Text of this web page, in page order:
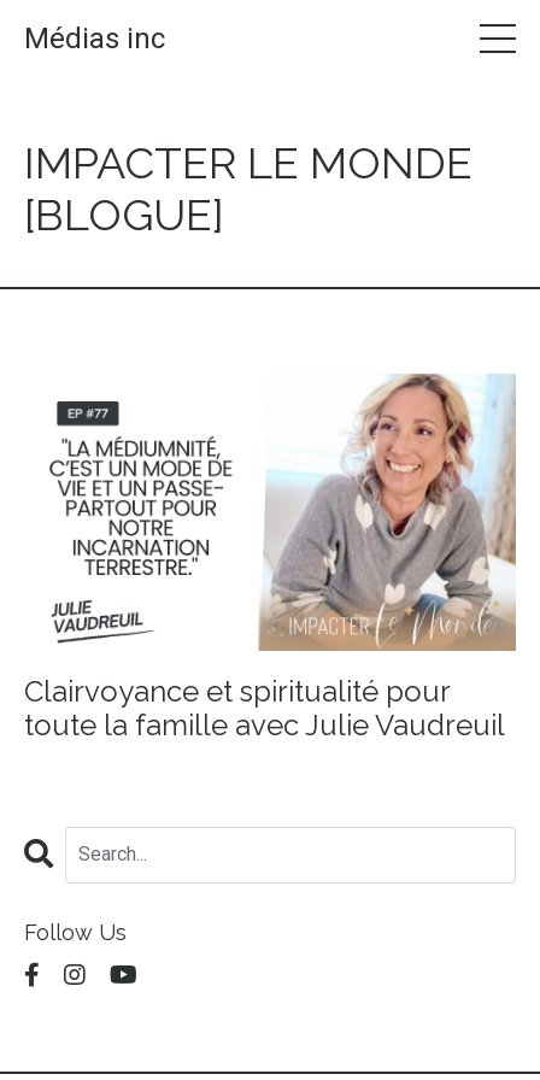
Médias inc
IMPACTER LE MONDE
[BLOGUE]
Clairvoyance et spiritualité pour
toute la famille avec Julie Vaudreuil
Follow Us